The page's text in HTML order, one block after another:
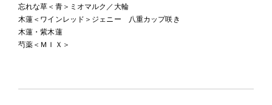
忘れな草＜青＞ミオマルク／大輪
木蓮＜ワインレッド＞ジェニー 八重カップ咲き
木蓮・紫木蓮
芍薬＜ＭＩＸ＞